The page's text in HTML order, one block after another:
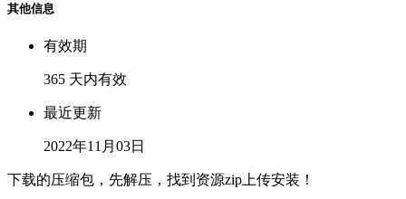
其他信息
有效期
365 天内有效
最近更新
2022年11月03日
下载的压缩包，先解压，找到资源zip上传安装！